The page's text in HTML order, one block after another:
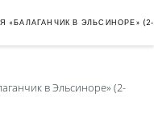
в Эльсиноре» (2-
В ЭЛЬСИНОРЕ» (2-